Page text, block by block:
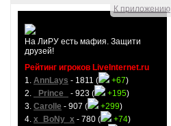
К приложению
На ЛиРУ есть мафия. Защити
друзей!
Рейтинг игроков LiveInternet.ru
1. AnnLays - 1811 ( +67)
2.
_Prince_ - 923 ( +195)
3. Carolle - 907 ( +299)
4. x_BoNy_x - 780 ( +74)